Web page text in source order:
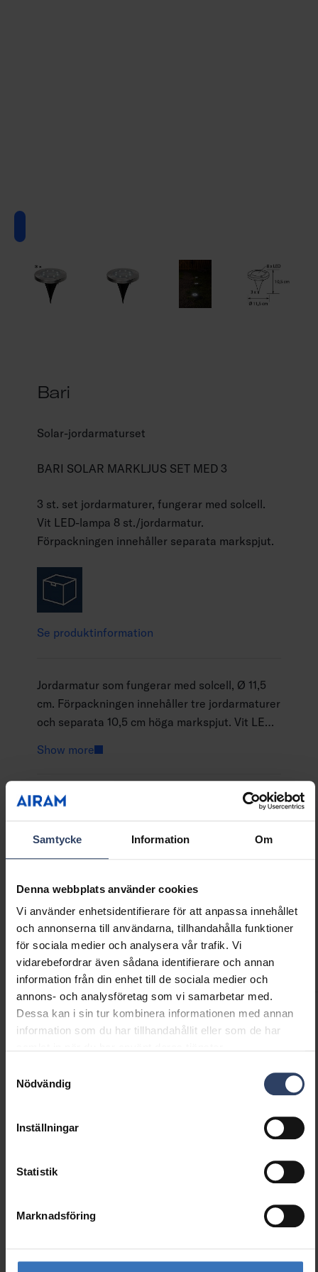
Samtycke Information Om
Denna webbplats använder cookies
Vi använder enhetsidentifierare för att anpassa innehållet
och annonserna till användarna, tillhandahålla funktioner
för sociala medier och analysera vår trafik. Vi
vidarebefordrar även sådana identifierare och annan
information från din enhet till de sociala medier och
annons- och analysföretag som vi samarbetar med.
Dessa kan i sin tur kombinera informationen med annan
information som du har tillhandahållit eller som de har
Nödvändig
Inställningar
Statistik
Marknadsföring
Bari
Solar-jordarmaturset
BARI SOLAR MARKLJUS SET MED 3
3 st. set jordarmaturer, fungerar med solcell.
Vit LED-lampa 8 st./jordarmatur.
Förpackningen innehåller separata markspjut.
Se produktinformation
Jordarmatur som fungerar med solcell, Ø 11,5
cm. Förpackningen innehåller tre jordarmaturer
och separata 10,5 cm höga markspjut. Vit LED-
utan markspjut, och med markspjut t.ex. på
kanterna av gården eller trädgården.
Show more
GTIN
6435200295071
Kod
9478823
Teknisk information
Koder Nedladdningar Teknisk information
Produktkoder
GTIN
6435200295071
Liknande produkter